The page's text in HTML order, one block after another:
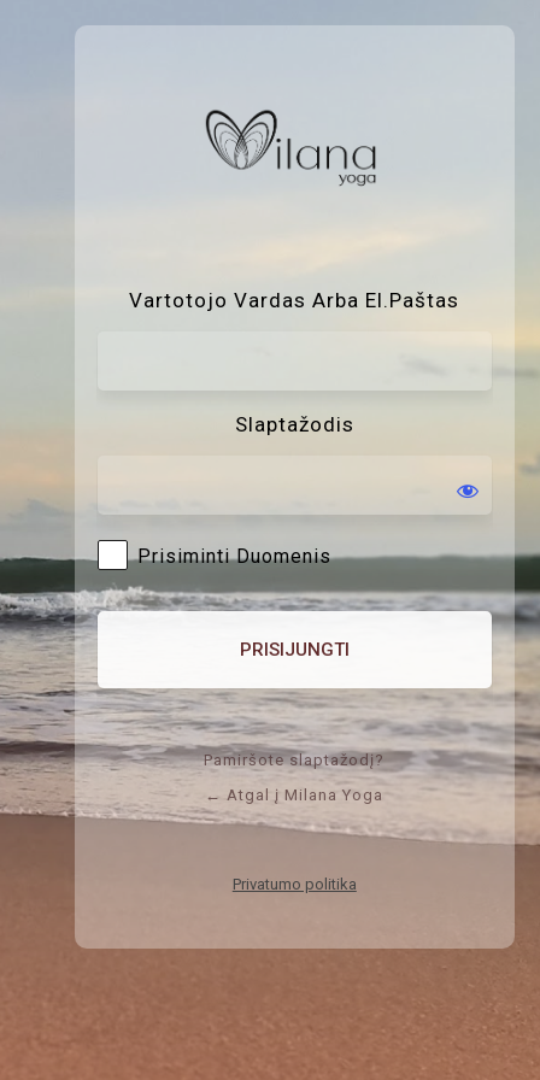
Vartotojo Vardas Arba El.paštas
Slaptažodis
Prisiminti Duomenis
Pamiršote slaptažodį?
← Atgal į Milana Yoga
Privatumo politika